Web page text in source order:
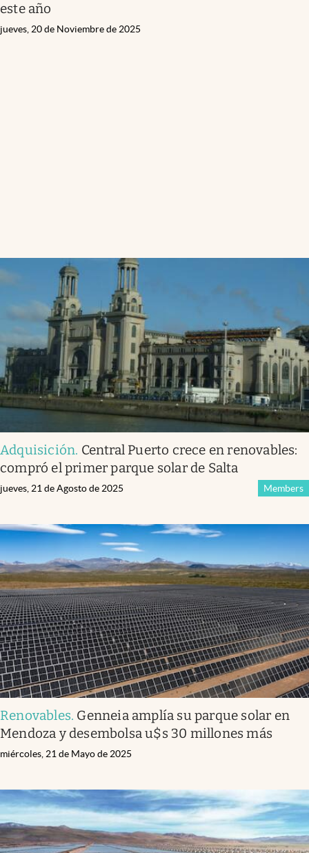
este año
jueves, 20 de Noviembre de 2025
Adquisición. Central Puerto crece en renovables:
compró el primer parque solar de Salta
Members
jueves, 21 de Agosto de 2025
Renovables. Genneia amplía su parque solar en
Mendoza y desembolsa u$s 30 millones más
miércoles, 21 de Mayo de 2025